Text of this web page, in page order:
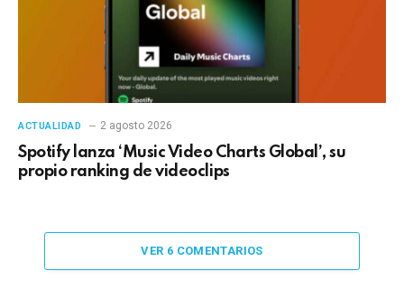
ACTUALIDAD 2 agosto 2026
Spotify lanza ‘Music Video Charts Global’, su
propio ranking de videoclips
VER 6 COMENTARIOS